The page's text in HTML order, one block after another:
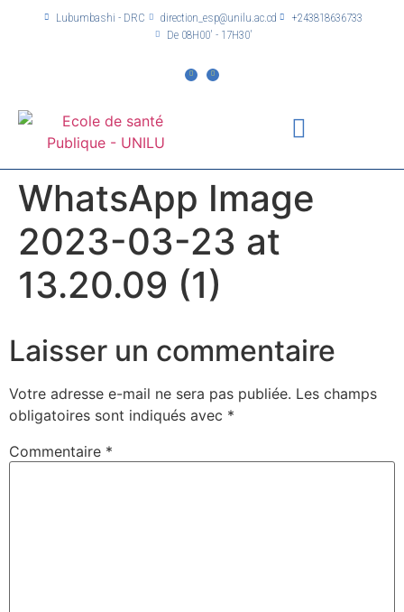
Lubumbashi - DRC direction_esp@unilu.ac.cd
+243818636733
De 08H00' - 17H30'
WhatsApp Image
2023-03-23 at
13.20.09 (1)
Laisser un commentaire
Votre adresse e-mail ne sera pas publiée. Les champs
obligatoires sont indiqués avec *
Commentaire *